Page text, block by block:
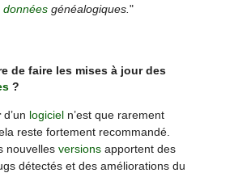
donnéesgénéalogiques."
de faire les mises à jour des
?
d’un logicieln’est que rarement
reste fortement recommandé.
nouvelles versionsapportent des
détectés et des améliorations du